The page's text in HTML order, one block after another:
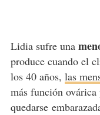
Lidia sufre una
produce cuando el
los 40 años, las
más función
quedarse